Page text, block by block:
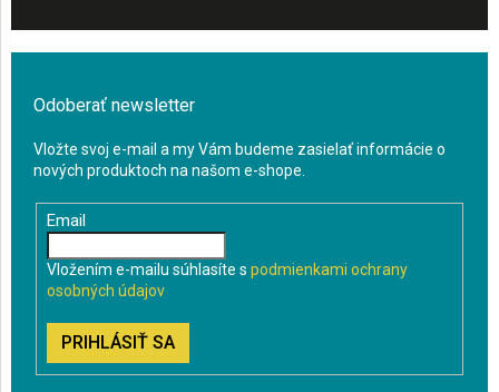
Odoberať newsletter
Vložte svoj e-mail a my Vám budeme zasielať informácie o
nových produktoch na našom e-shope.
Email
Vložením e-mailu súhlasíte s podmienkami ochrany
osobných údajov
PRIHLÁSIŤ SA